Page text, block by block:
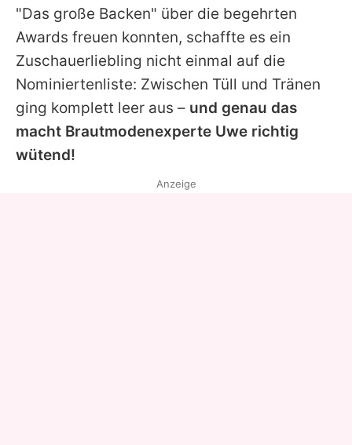
"Das große Backen" über die begehrten
Awards freuen konnten, schaffte es ein
Zuschauerliebling nicht einmal auf die
Nominiertenliste: Zwischen Tüll und Tränen
ging komplett leer aus – und genau das
macht Brautmodenexperte Uwe richtig
wütend!
Anzeige